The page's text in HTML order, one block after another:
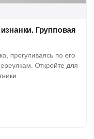
Групповая
прогуливаясь по его
Откройте для